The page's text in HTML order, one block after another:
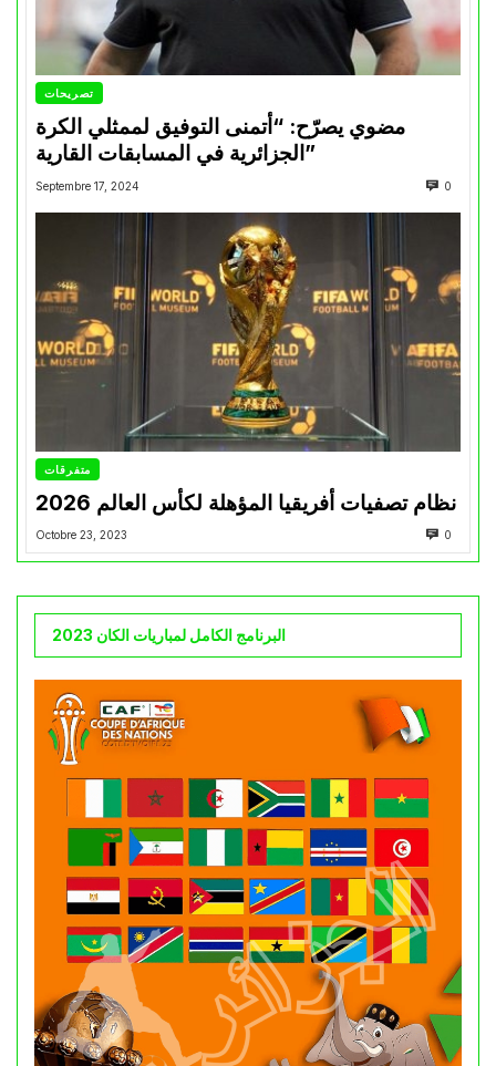
تصريحات
مضوي يصرّح: “أتمنى التوفيق لممثلي الكرة
الجزائرية في المسابقات القارية”
Septembre 17, 2024 0
متفرقات
نظام تصفيات أفريقيا المؤهلة لكأس العالم 2026
Octobre 23, 2023 0
البرنامج الكامل لمباريات الكان 2023